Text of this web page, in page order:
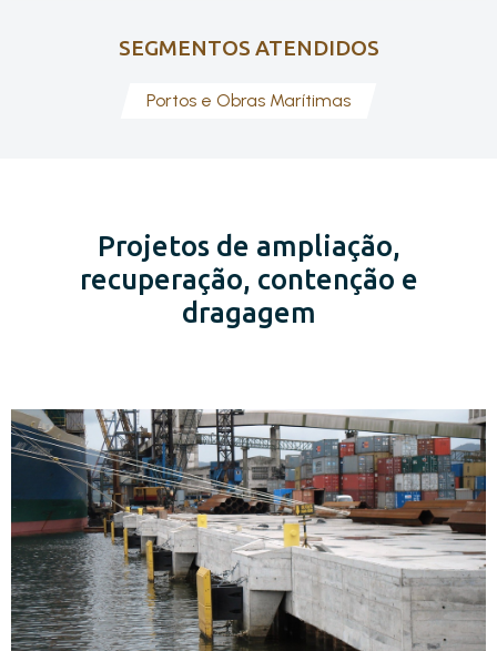
SEGMENTOS ATENDIDOS
Portos e Obras Marítimas
Projetos de ampliação,
recuperação, contenção e
dragagem